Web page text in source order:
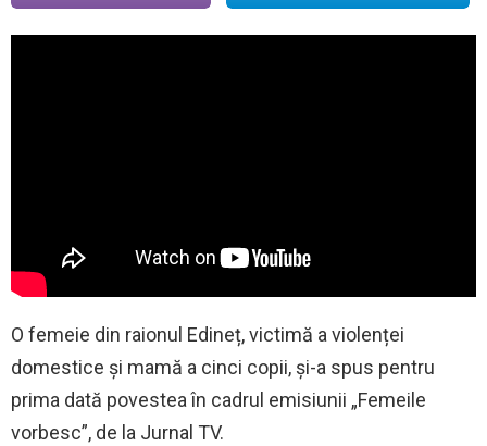
O femeie din raionul Edineț, victimă a violenței
domestice și mamă a cinci copii, și-a spus pentru
prima dată povestea în cadrul emisiunii „Femeile
vorbesc”, de la Jurnal TV.